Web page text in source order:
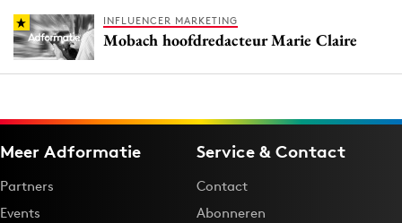
INFLUENCER MARKETING
Mobach hoofdredacteur Marie Claire
Meer Adformatie
Partners
Events
Service & Contact
Contact
Abonneren